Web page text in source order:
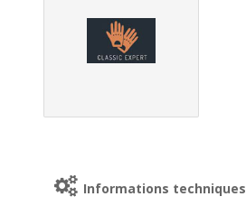
Informations techniques